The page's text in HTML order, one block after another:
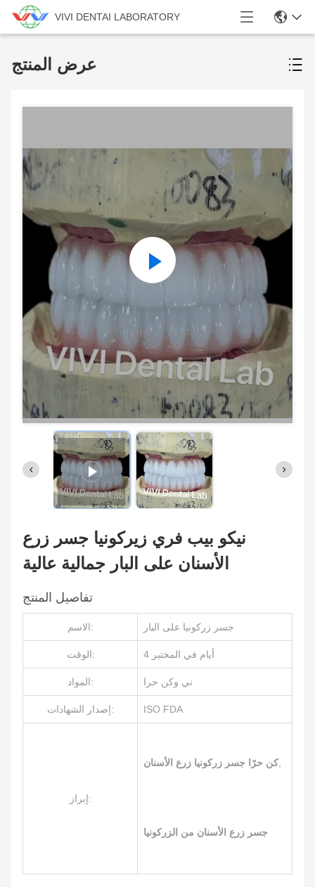
VIVI DENTAI LABORATORY
عرض المنتج
نيكو بيب فري زيركونيا جسر زرع
الأسنان على البار جمالية عالية
تفاصيل المنتج
الاسم: جسر زركونيا على البار
الوقت: 4 أيام في المختبر
المواد: ني وكن حرا
إصدار الشهادات: ISO FDA
إبراز:
كن حرًا جسر زركونيا زرع الأسنان,
جسر زرع الأسنان من الزركونيا